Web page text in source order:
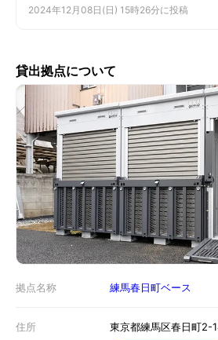
2024年12月08日(日) 15時26分に投稿
貸出拠点について
拠点名称 練馬春日町ベース
住所 東京都練馬区春日町2-